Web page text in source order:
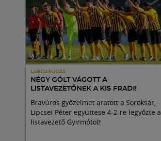
LABDARÚGÁS
NÉGY GÓLT VÁGOTT A
LISTAVEZETŐNEK A KIS FRADI!
Bravúros győzelmet aratott a Soroksár,
Lipcsei Péter együttese 4-2-re legyőzte a
listavezető Gyirmótot!